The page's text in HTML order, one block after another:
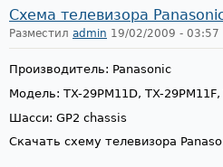
Схема телевизора
Разместил admin 19/02/2009 - 03:57
Производитель: Panasonic
Модель: TX-29PM11D, TX-29PM11F,
Шасси: GP2 chassis
Скачать схему телевизора